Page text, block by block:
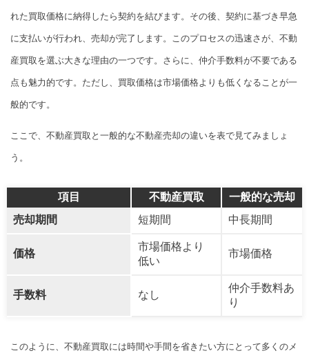
れた買取価格に納得したら契約を結びます。その後、契約に基づき早急
に支払いが行われ、売却が完了します。このプロセスの迅速さが、不動
産買取を選ぶ大きな理由の一つです。さらに、仲介手数料が不要である
点も魅力的です。ただし、買取価格は市場価格よりも低くなることが一
般的です。
ここで、不動産買取と一般的な不動産売却の違いを表で見てみましょ
う。
項目 不動産買取
一般的な売却
売却期間
短期間 中長期間
価格
市場価格より
低い
市場価格
手数料 なし
仲介手数料あ
り
このように、不動産買取には時間や手間を省きたい方にとって多くのメ